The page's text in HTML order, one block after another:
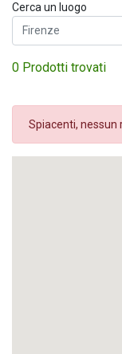
Cerca un luogo
0 Prodotti trovati
Spiacenti, nessun